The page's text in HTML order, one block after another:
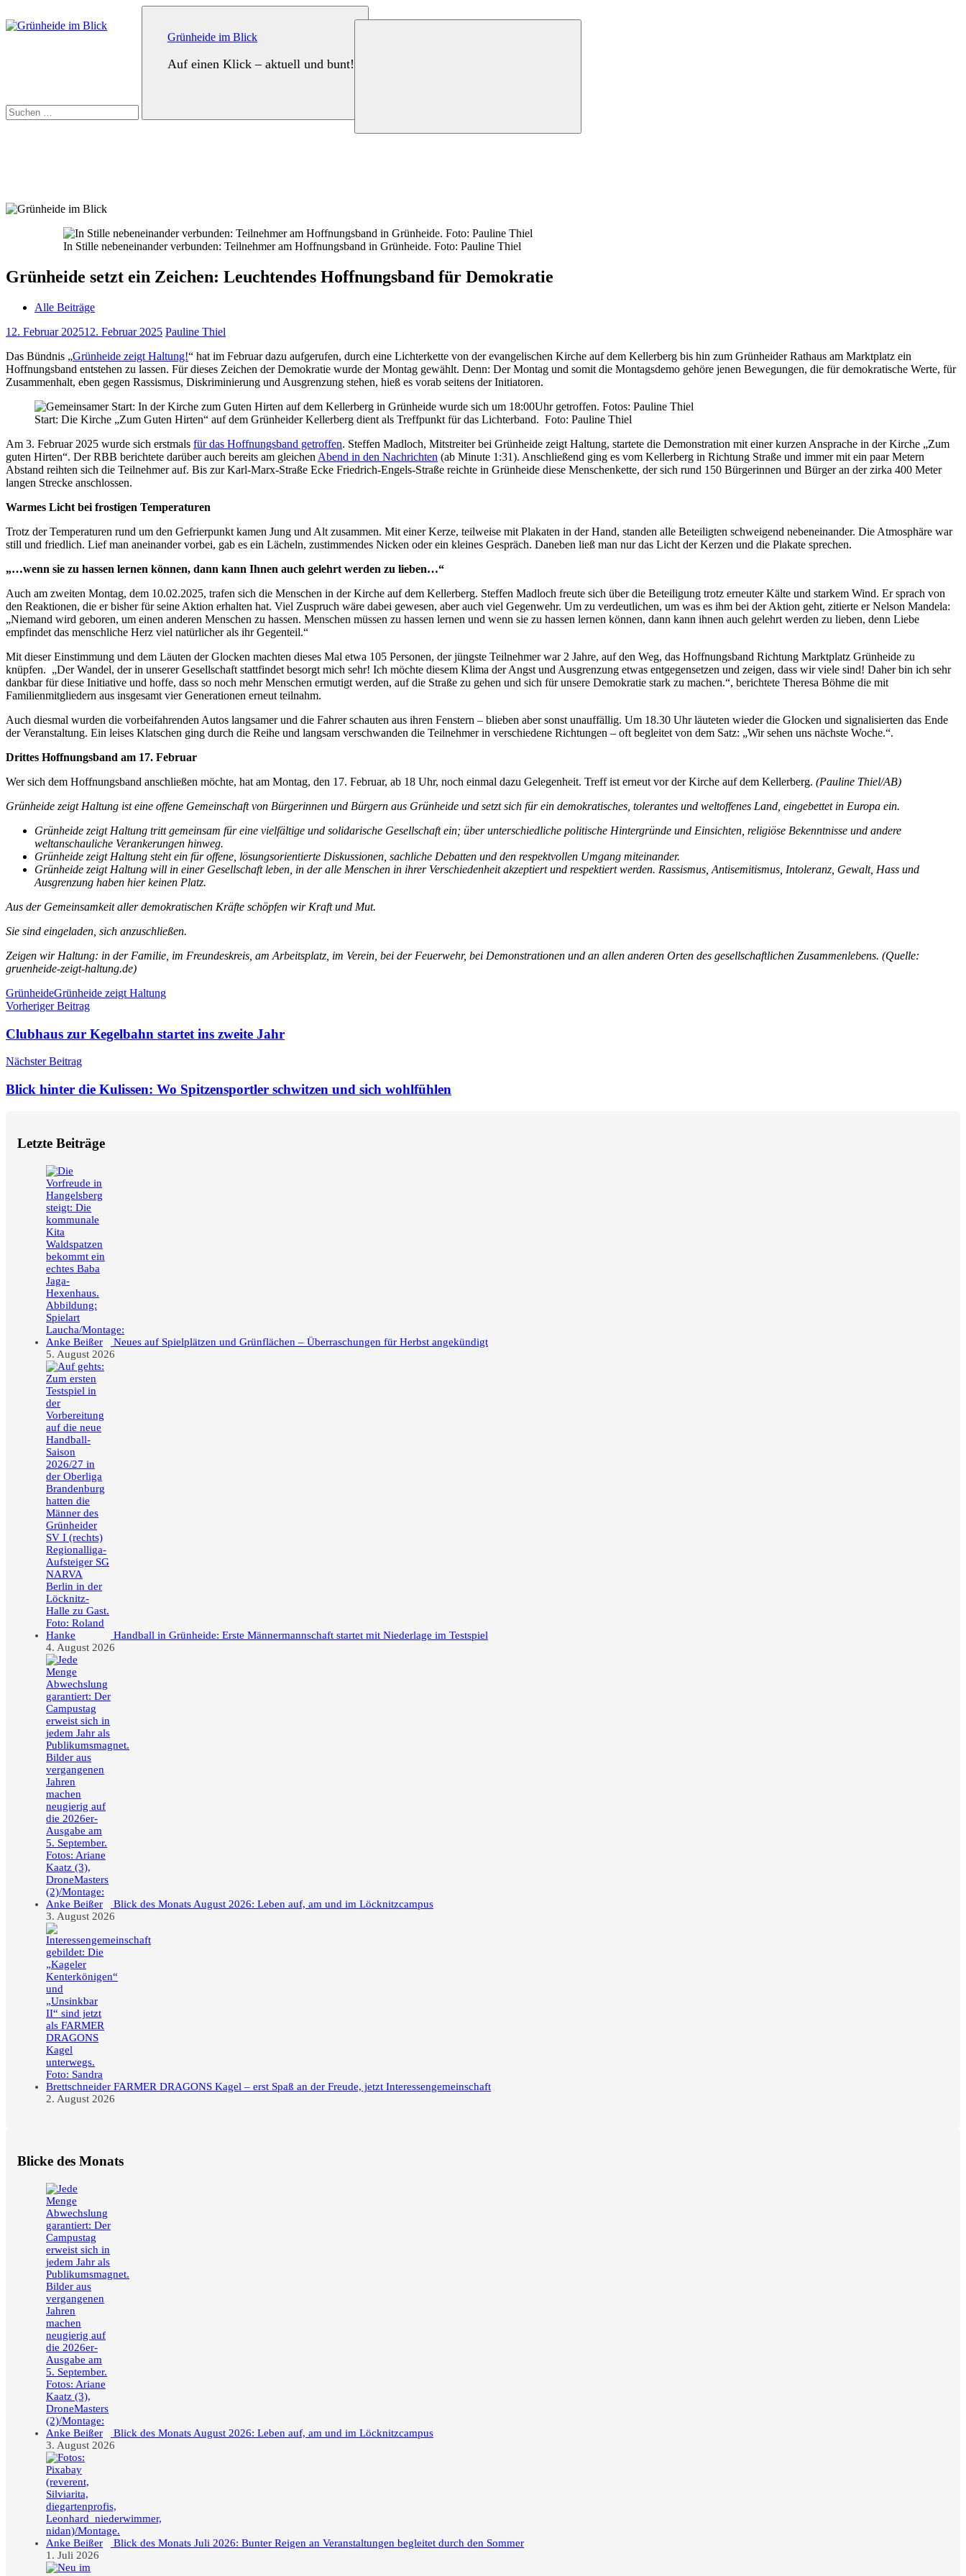
Inhalt
Grünheide im Blick
Auf einen Klick – aktuell und bunt!
nach:
Suchen
In Stille nebeneinander verbunden: Teilnehmer am Hoffnungsband in Grünheide. Foto: Pauline Thiel
Grünheide setzt ein Zeichen: Leuchtendes Hoffnungsband für Demokratie
Alle Beiträge
12. Februar 202512. Februar 2025 Pauline Thiel
Das Bündnis „Grünheide zeigt Haltung!“ hat im Februar dazu aufgerufen, durch eine Lichterkette von der evangelischen Kirche auf dem Kellerberg bis hin zum Grünheider Rathaus am Marktplatz ein
Hoffnungsband entstehen zu lassen. Für dieses Zeichen der Demokratie wurde der Montag gewählt. Denn: Der Montag und somit die Montagsdemo gehöre jenen Bewegungen, die für demokratische Werte, für
Zusammenhalt, eben gegen Rassismus, Diskriminierung und Ausgrenzung stehen, hieß es vorab seitens der Initiatoren.
Start: Die Kirche „Zum Guten Hirten“ auf dem Grünheider Kellerberg dient als Treffpunkt für das Lichterband. Foto: Pauline Thiel
Am 3. Februar 2025 wurde sich erstmals für das Hoffnungsband getroffen. Steffen Madloch, Mitstreiter bei Grünheide zeigt Haltung, startete die Demonstration mit einer kurzen Ansprache in der Kirche „Zum
guten Hirten“. Der RBB berichtete darüber auch bereits am gleichen Abend in den Nachrichten (ab Minute 1:31). Anschließend ging es vom Kellerberg in Richtung Straße und immer mit ein paar Metern
Abstand reihten sich die Teilnehmer auf. Bis zur Karl-Marx-Straße Ecke Friedrich-Engels-Straße reichte in Grünheide diese Menschenkette, der sich rund 150 Bürgerinnen und Bürger an der zirka 400 Meter
langen Strecke anschlossen.
Warmes Licht bei frostigen Temperaturen
Trotz der Temperaturen rund um den Gefrierpunkt kamen Jung und Alt zusammen. Mit einer Kerze, teilweise mit Plakaten in der Hand, standen alle Beteiligten schweigend nebeneinander. Die Atmosphäre war
still und friedlich. Lief man aneinander vorbei, gab es ein Lächeln, zustimmendes Nicken oder ein kleines Gespräch. Daneben ließ man nur das Licht der Kerzen und die Plakate sprechen.
„…wenn sie zu hassen lernen können, dann kann Ihnen auch gelehrt werden zu lieben…“
Auch am zweiten Montag, dem 10.02.2025, trafen sich die Menschen in der Kirche auf dem Kellerberg. Steffen Madloch freute sich über die Beteiligung trotz erneuter Kälte und starkem Wind. Er sprach von
den Reaktionen, die er bisher für seine Aktion erhalten hat. Viel Zuspruch wäre dabei gewesen, aber auch viel Gegenwehr. Um zu verdeutlichen, um was es ihm bei der Aktion geht, zitierte er Nelson Mandela:
„Niemand wird geboren, um einen anderen Menschen zu hassen. Menschen müssen zu hassen lernen und wenn sie zu hassen lernen können, dann kann ihnen auch gelehrt werden zu lieben, denn Liebe
empfindet das menschliche Herz viel natürlicher als ihr Gegenteil.“
Mit dieser Einstimmung und dem Läuten der Glocken machten dieses Mal etwa 105 Personen, der jüngste Teilnehmer war 2 Jahre, auf den Weg, das Hoffnungsband Richtung Marktplatz Grünheide zu
knüpfen. „Der Wandel, der in unserer Gesellschaft stattfindet besorgt mich sehr! Ich möchte diesem Klima der Angst und Ausgrenzung etwas entgegensetzen und zeigen, dass wir viele sind! Daher bin ich sehr
dankbar für diese Initiative und hoffe, dass so noch mehr Menschen ermutigt werden, auf die Straße zu gehen und sich für unsere Demokratie stark zu machen.“, berichtete Theresa Böhme die mit
Familienmitgliedern aus insgesamt vier Generationen erneut teilnahm.
Auch diesmal wurden die vorbeifahrenden Autos langsamer und die Fahrer schauten aus ihren Fenstern – blieben aber sonst unauffällig. Um 18.30 Uhr läuteten wieder die Glocken und signalisierten das Ende
der Veranstaltung. Ein leises Klatschen ging durch die Reihe und langsam verschwanden die Teilnehmer in verschiedene Richtungen – oft begleitet von dem Satz: „Wir sehen uns nächste Woche.“.
Drittes Hoffnungsband am 17. Februar
Wer sich dem Hoffnungsband anschließen möchte, hat am Montag, den 17. Februar, ab 18 Uhr, noch einmal dazu Gelegenheit. Treff ist erneut vor der Kirche auf dem Kellerberg. (Pauline Thiel/AB)
Grünheide zeigt Haltung ist eine offene Gemeinschaft von Bürgerinnen und Bürgern aus Grünheide und setzt sich für ein demokratisches, tolerantes und weltoffenes Land, eingebettet in Europa ein.
Grünheide zeigt Haltung tritt gemeinsam für eine vielfältige und solidarische Gesellschaft ein; über unterschiedliche politische Hintergründe und Einsichten, religiöse Bekenntnisse und andere
weltanschauliche Verankerungen hinweg.
Grünheide zeigt Haltung steht ein für offene, lösungsorientierte Diskussionen, sachliche Debatten und den respektvollen Umgang miteinander.
Grünheide zeigt Haltung will in einer Gesellschaft leben, in der alle Menschen in ihrer Verschiedenheit akzeptiert und respektiert werden. Rassismus, Antisemitismus, Intoleranz, Gewalt, Hass und
Ausgrenzung haben hier keinen Platz.
Aus der Gemeinsamkeit aller demokratischen Kräfte schöpfen wir Kraft und Mut.
Sie sind eingeladen, sich anzuschließen.
Zeigen wir Haltung: in der Familie, im Freundeskreis, am Arbeitsplatz, im Verein, bei der Feuerwehr, bei Demonstrationen und an allen anderen Orten des gesellschaftlichen Zusammenlebens. (Quelle:
gruenheide-zeigt-haltung.de)
Schlagwörter
GrünheideGrünheide zeigt Haltung
Beitragsnavigation
Vorheriger Beitrag
Clubhaus zur Kegelbahn startet ins zweite Jahr
Nächster Beitrag
Blick hinter die Kulissen: Wo Spitzensportler schwitzen und sich wohlfühlen
Letzte Beiträge
Neues auf Spielplätzen und Grünflächen – Überraschungen für Herbst angekündigt
5. August 2026
Handball in Grünheide: Erste Männermannschaft startet mit Niederlage im Testspiel
4. August 2026
Blick des Monats August 2026: Leben auf, am und im Löcknitzcampus
3. August 2026
FARMER DRAGONS Kagel – erst Spaß an der Freude, jetzt Interessengemeinschaft
2. August 2026
Blicke des Monats
Blick des Monats August 2026: Leben auf, am und im Löcknitzcampus
3. August 2026
Blick des Monats Juli 2026: Bunter Reigen an Veranstaltungen begleitet durch den Sommer
1. Juli 2026